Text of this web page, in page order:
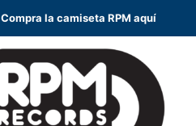
Compra la camiseta RPM aquí